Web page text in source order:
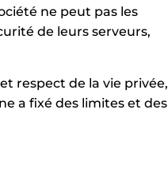
ne peut pas les
de leurs serveurs,
respect de la vie privée,
a fixé des limites et des